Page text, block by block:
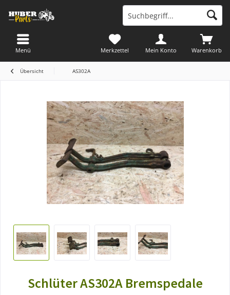
Warenkorb
Merkzettel Mein Konto
Menü
Übersicht AS302A
Schlüter AS302A Bremspedale